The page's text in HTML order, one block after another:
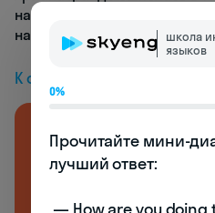
на японском. На ее ладони
написано «маленькое
К следующей статье
школа
языков
0%
Прочитайте мини-
лучший ответ: